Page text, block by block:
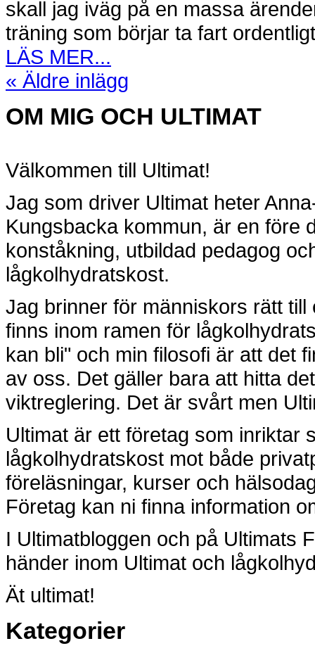
skall jag iväg på en massa
träning som börjar ta fart
LÄS MER...
« Äldre inlägg
OM MIG OCH ULTIMAT
Välkommen till Ultimat!
Jag som driver Ultimat heter
Kungsbacka kommun, är en före
konståkning, utbildad pedagog
lågkolhydratskost.
Jag brinner för människors rätt
finns inom ramen för
kan bli" och min filosofi är att det
av oss. Det gäller bara att hitta
viktreglering. Det är svårt men
Ultimat är ett företag som inriktar
lågkolhydratskost mot både
föreläsningar, kurser och
Företag kan ni finna information
I Ultimatbloggen och på Ultimats
händer inom Ultimat och
Ät ultimat!
Kategorier